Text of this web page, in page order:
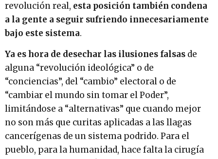
revolución real, esta posición también condena
a la gente a seguir sufriendo innecesariamente
bajo este sistema.
Ya es hora de desechar las ilusiones falsas de
alguna “revolución ideológica” o de
“conciencias”, del “cambio” electoral o de
“cambiar el mundo sin tomar el Poder”,
limitándose a “alternativas” que cuando mejor
no son más que curitas aplicadas a las llagas
cancerígenas de un sistema podrido. Para el
pueblo, para la humanidad, hace falta la cirugía